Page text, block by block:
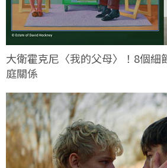
大衛霍克尼〈我的父母〉！8個細
庭關係